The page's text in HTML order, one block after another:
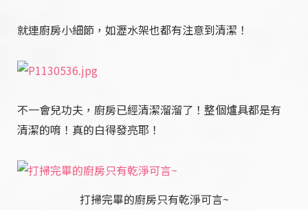
就連廚房小細節，如瀝水架也都有注意到清潔！
不一會兒功夫，廚房已經清潔溜溜了！整個爐具都是有
清潔的唷！真的白得發亮耶！
打掃完畢的廚房只有乾淨可言~